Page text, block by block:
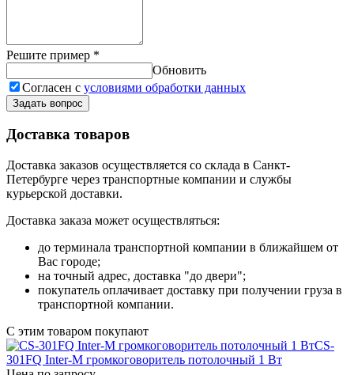
Решите пример *
Обновить
Согласен с условиями обработки данных
Задать вопрос
Доставка товаров
Доставка заказов осуществляется со склада в Санкт-
Петербурге через транспортные компании и службы
курьерской доставки.
Доставка заказа может осуществляться:
до терминала транспортной компании в ближайшем от
Вас городе;
на точный адрес, доставка "до двери";
покупатель оплачивает доставку при получении груза в
транспортной компании.
С этим товаром покупают
CS-
301FQ Inter-M громкоговоритель потолочный 1 Вт